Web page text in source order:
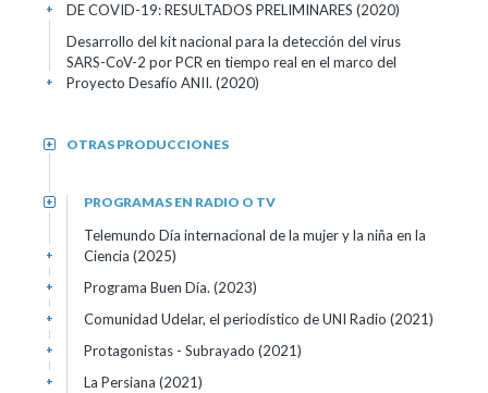
DE COVID-19: RESULTADOS PRELIMINARES (2020)
+
Desarrollo del kit nacional para la detección del virus
SARS-CoV-2 por PCR en tiempo real en el marco del
Proyecto Desafío ANII. (2020)
+
OTRAS PRODUCCIONES
+
PROGRAMAS EN RADIO O TV
+
Telemundo Día internacional de la mujer y la niña en la
Ciencia (2025)
+
Programa Buen Día. (2023)
+
Comunidad Udelar, el periodístico de UNI Radio (2021)
+
Protagonistas - Subrayado (2021)
+
La Persiana (2021)
+